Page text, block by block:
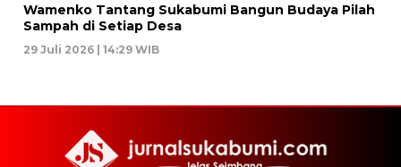
Wamenko Tantang Sukabumi Bangun Budaya Pilah
Sampah di Setiap Desa
29 Juli 2026 | 14:29 WIB